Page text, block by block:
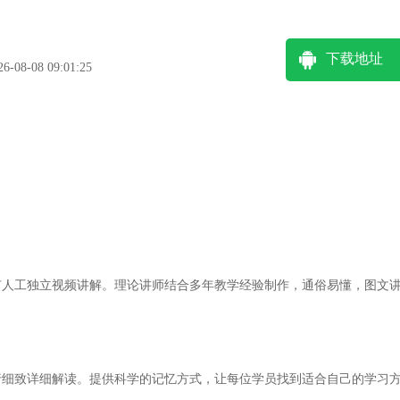
08-08 09:01:25
下载地址
工独立视频讲解。理论讲师结合多年教学经验制作，通俗易懂，图文
致详细解读。提供科学的记忆方式，让每位学员找到适合自己的学习